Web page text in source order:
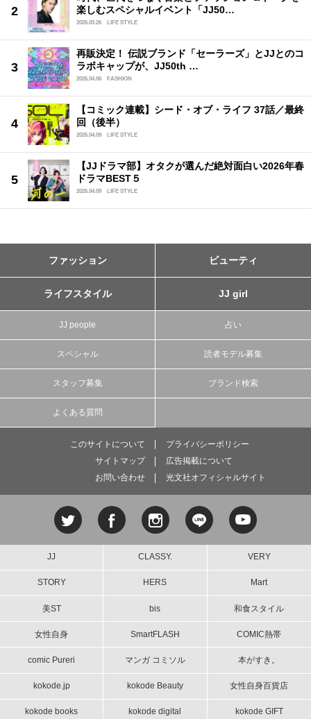
楽しむスペシャルイベント「JJ50…
2026.03.26 LIFE STYLE
再販決定！ 伝説ブランド「セーラーズ」とJJとのコ
ラボキャップが、JJ50th …
2026.04.06 FASHION
【コミック連載】シード・オブ・ライフ 37話／最終
回（後半）
2026.04.09 LIFE STYLE
【JJドラマ部】オタクが選んだ絶対面白い2026年春
ドラマBEST５
2026.04.09 LIFE STYLE
ファッション ビューティ
ライフスタイル JJ girl
JJ people 占い
スペシャル 読者モデル募集
スタッフ募集 ブランド検索
よくある質問
このサイトについて
プライバシーポリシー
サイトマップ
広告掲載について
お問い合わせ
光文社オフィシャルサイト
JJ CLASSY. VERY
STORY HERS Mart
美ST bis 和食スタイル
女性自身 SmartFLASH COMIC熱帯
comic Pureri マンガ コミソル 本がすき。
kokode.jp kokode Beauty 女性自身百貨店
kokode books kokode digital kokode GIFT